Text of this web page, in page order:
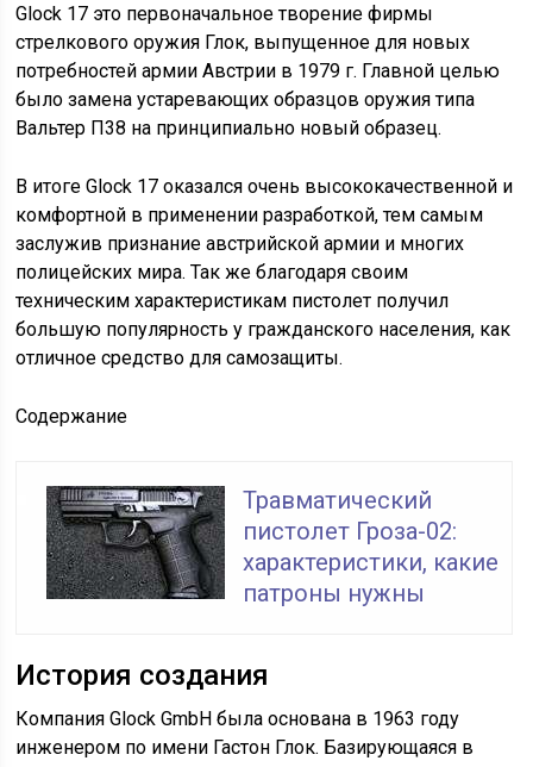
Glock 17 это первоначальное творение фирмы
стрелкового оружия Глок, выпущенное для новых
потребностей армии Австрии в 1979 г. Главной целью
было замена устаревающих образцов оружия типа
Вальтер П38 на принципиально новый образец.
В итоге Glock 17 оказался очень высококачественной и
комфортной в применении разработкой, тем самым
заслужив признание австрийской армии и многих
полицейских мира. Так же благодаря своим
техническим характеристикам пистолет получил
большую популярность у гражданского населения, как
отличное средство для самозащиты.
Содержание
Травматический
пистолет Гроза-02:
характеристики, какие
патроны нужны
История создания
Компания Glock GmbH была основана в 1963 году
инженером по имени Гастон Глок. Базирующаяся в